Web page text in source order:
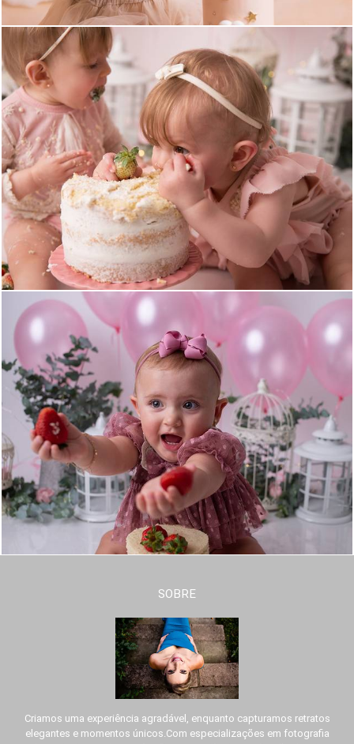
SOBRE
Criamos uma experiência agradável, enquanto capturamos retratos
elegantes e momentos únicos.Com especializações em fotografia